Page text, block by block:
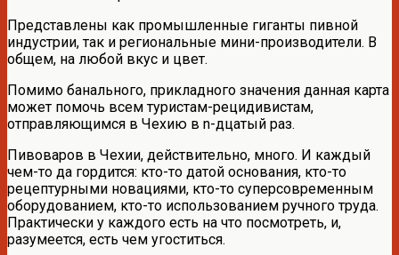
Представлены как промышленные гиганты пивной
индустрии, так и региональные мини-производители. В
общем, на любой вкус и цвет.
Помимо банального, прикладного значения данная карта
может помочь всем туристам-рецидивистам,
отправляющимся в Чехию в n-дцатый раз.
Пивоваров в Чехии, действительно, много. И каждый
чем-то да гордится: кто-то датой основания, кто-то
рецептурными новациями, кто-то суперсовременным
оборудованием, кто-то использованием ручного труда.
Практически у каждого есть на что посмотреть, и,
разумеется, есть чем угоститься.